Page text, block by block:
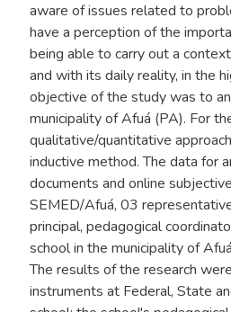
aware of issues related to
have a perception of the
being able to carry out a
and with its daily reality, in the
objective of the study was to
municipality of Afuá (PA). For
qualitative/quantitative
inductive method. The data for
documents and online
SEMED/Afuá, 03
principal, pedagogical
school in the municipality of
The results of the research
instruments at Federal, State